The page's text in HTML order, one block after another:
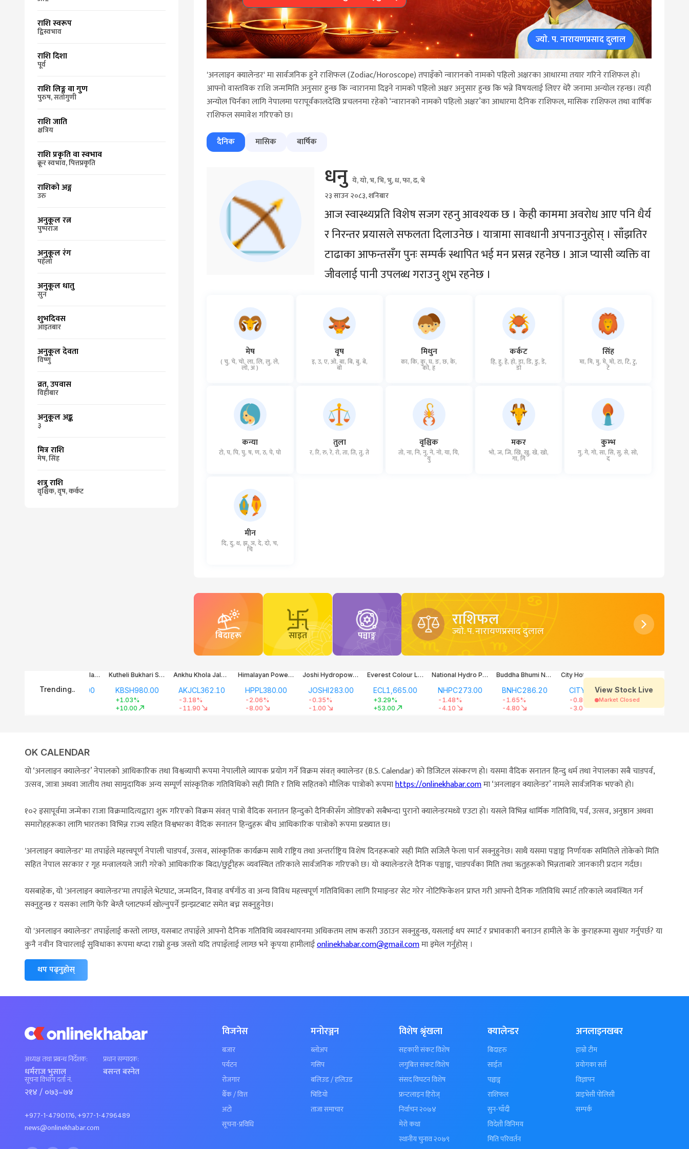
राशि स्वरूप
द्विस्वभाव
राशि दिशा
पूर्व
राशि लिङ्ग वा गुण
पुरुष, सतोगुणी
राशि जाति
क्षत्रिय
राशि प्रकृति वा स्वभाव
क्रूर स्वभाव, पित्तप्रकृति
राशिको अङ्ग
उरु
अनुकूल रत्न
पुष्पराज
अनुकूल रंग
पहेँलो
अनुकूल धातु
सुन
शुभदिवस
आइतबार
अनुकूल देवता
विष्णु
व्रत, उपवास
विहीबार
अनुकूल अङ्क
३
मित्र राशि
मेष, सिंह
शत्रु राशि
वृश्चिक, वृष, कर्कट
ज्याे. प. नारायणप्रसाद दुलाल
'अनलाइन क्यालेन्डर' मा सार्वजनिक हुने राशिफल (Zodiac/Horoscope) तपाइँको न्वारानको नामको पहिलो अक्षरका आधारमा तयार गरिने राशिफल हो।
आफ्नो वास्तविक राशि जन्ममिति अनुसार हुन्छ कि न्वारानमा दिइने नामको पहिलो अक्षर अनुसार हुन्छ कि भन्ने विषयलाई लिएर धेरै जनामा अन्योल रहन्छ। त्यही
अन्योल चिर्नका लागि नेपालमा परापूर्वकालदेखि प्रचलनमा रहेको ‘न्वारानको नामको पहिलो अक्षर’का आधारमा दैनिक राशिफल, मासिक राशिफल तथा वार्षिक
राशिफल समावेश गरिएको छ।
दैनिक
मासिक बार्षिक
धनु ये, यो, भ, भि, भु, ध, फा, ढ, भे
२३ साउन २०८३, शनिबार
आज स्वास्थ्यप्रति विशेष सजग रहनु आवश्यक छ । केही काममा अवरोध आए पनि धैर्य
र निरन्तर प्रयासले सफलता दिलाउनेछ । यात्रामा सावधानी अपनाउनुहोस् । साँझतिर
टाढाका आफन्तसँग पुनः सम्पर्क स्थापित भई मन प्रसन्न रहनेछ । आज प्यासी व्यक्ति वा
जीवलाई पानी उपलब्ध गराउनु शुभ रहनेछ ।
मेष
( चु, चे, चो, ला, लि, लु, ले,
लो, अ )
वृष
इ, उ, ए, ओ, बा, बि, बु, बे,
बो
मिथुन
का, कि, कु, घ, ङ, छ, के,
को, ह
कर्कट
हि, हु, हे, हो, डा, डि, डु, डे,
डो
सिंह
मा, मि, मु, मे, मो, टा, टि, टु,
टे
कन्या
टो, प, पि, पु, ष, ण, ठ, पे, पो
तुला
र, रि, रु, रे, रो, ता, ति, तु, ते
वृश्चिक
तो, ना, नि, नु, ने, नो, या, यि,
यु
मकर
भो, ज, जि, खि, खु, खे, खो,
गा, गि
कुम्भ
गु, गे, गो, सा, सि, सु, से, सो,
द
मीन
दि, दु, थ, झ, ञ, दे, दो, च,
चि
बिदाहरू साइत पञ्चाङ्ग
राशिफल
ज्याे. प. नारायणप्रसाद दुलाल
OK CALENDAR
यो ‘अनलाइन क्यालेन्डर’ नेपालको आधिकारिक तथा विश्वव्यापी रूपमा नेपालीले व्यापक प्रयोग गर्ने विक्रम संवत् क्यालेन्डर (B.S. Calendar) को डिजिटल संस्करण हो। यसमा वैदिक सनातन हिन्दु धर्म तथा नेपालका सबै चाडपर्व,
उत्सव, जात्रा अथवा जातीय तथा सामुदायिक अन्य सम्पूर्ण सांस्कृतिक गतिविधिको सही मिति र तिथि सहितको मौलिक पात्रोको रूपमाhttps://onlinekhabar.comमा ‘अनलाइन क्यालेन्डर’ नामले सार्वजनिक भएको हो।
१०२ इसापूर्वमा जन्मेका राजा विक्रमादित्यद्वारा शुरू गरिएको विक्रम संवत् पात्रो वैदिक सनातन हिन्दुको दैनिकीसँग जोडिएको सबैभन्दा पुरानो क्यालेन्डरमध्ये एउटा हो। यसले विभिन्न धार्मिक गतिविधि, पर्व, उत्सव, अनुष्ठान अथवा
समारोहहरूका लागि भारतका विभिन्न राज्य सहित विश्वभरका वैदिक सनातन हिन्दुहरू बीच आधिकारिक पात्रोको रूपमा प्रख्यात छ।
'अनलाइन क्यालेन्डर' मा तपाइँले महत्त्वपूर्ण नेपाली चाडपर्व, उत्सव, सांस्कृतिक कार्यक्रम साथै राष्ट्रिय तथा अन्तर्राष्ट्रिय विशेष दिनहरूबारे सही मिति सजिलै फेला पार्न सक्नुहुनेछ। साथै यसमा पञ्चाङ्ग निर्णायक समितिले तोकेको मिति
सहित नेपाल सरकार र गृह मन्त्रालयले जारी गरेको आधिकारिक बिदा/छुट्टीहरू व्यवस्थित तरिकाले सार्वजनिक गरिएको छ। यो क्यालेन्डरले दैनिक पञ्चाङ्ग, चाडपर्वका मिति तथा ऋतुहरूको भिन्नताबारे जानकारी प्रदान गर्दछ।
यसबाहेक, यो 'अनलाइन क्यालेन्डर'मा तपाइँले भेटघाट, जन्मदिन, विवाह वर्षगाँठ वा अन्य विविध महत्त्वपूर्ण गतिविधिका लागि रिमाइन्डर सेट गरेर नोटिफिकेशन प्राप्त गरी आफ्नो दैनिक गतिविधि स्मार्ट तरिकाले व्यवस्थित गर्न
सक्नुहुन्छ र यसका लागि फेरि बेग्लै प्लाटफर्म खोल्नुपर्ने झन्झटबाट समेत बच्न सक्नुहुनेछ।
यो 'अनलाइन क्यालेन्डर' तपाइँलाई कस्तो लाग्छ, यसबाट तपाइँले आफ्नो दैनिक गतिविधि व्यवस्थापनमा अधिकतम लाभ कसरी उठाउन सक्नुहुन्छ, यसलाई थप स्मार्ट र प्रभावकारी बनाउन हामीले के के कुराहरूमा सुधार गर्नुपर्छ? या
कुनै नवीन विचारलाई सुविधाका रूपमा थप्दा राम्रो हुन्छ जस्तो यदि तपाइँलाई लाग्छ भने कृपया हामीलाईonlinekhabar.com@gmail.comमा इमेल गर्नुहोस् ।
थप पढ्नुहोस्
अध्यक्ष तथा प्रबन्ध निर्देशक:
धर्मराज भुसाल
प्रधान सम्पादक:
बसन्त बस्नेत
सूचना विभाग दर्ता नं.
२१४ / ०७३–७४
+977-1-4790176, +977-1-4796489
news@onlinekhabar.com
विजनेस
बजार
पर्यटन
रोजगार
बैँक / वित्त
अटो
सूचना-प्रविधि
मनोरञ्जन
ब्लोअप
गसिप
बलिउड / हलिउड
भिडियो
ताजा समाचार
विशेष श्रृंखला
सहकारी संकट विशेष
लगुबित्त संकट विशेष
संसद विघटन विशेष
फ्रन्टलाइन हिरोज्
निर्वाचन २०७४
मेरो कथा
स्थानीय चुनाव २०७९
क्यालेन्डर
बिदाहरु
साईत
पञ्चाङ्ग
राशिफल
सुन-चाँदी
विदेशी विनिमय
मिति परिवर्तन
अनलाइनखबर
हाम्रो टीम
प्रयोगका सर्त
विज्ञापन
प्राइभेसी पोलिसी
सम्पर्क